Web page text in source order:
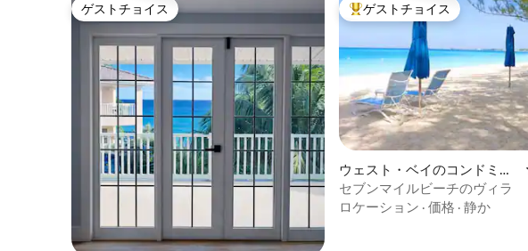
ゲストチョイス
ゲストチョイス 大好評のゲストチョイスです。
ゲストチョイス
ウェスト・ベイのコンドミニ
アム
セブンマイルビーチのヴィラ
ロケーション · 価格 · 静か